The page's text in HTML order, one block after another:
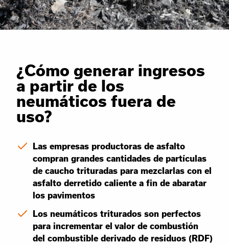
¿Cómo generar ingresos
a partir de los
neumáticos fuera de
uso?
Las empresas productoras de asfalto
compran grandes cantidades de partículas
de caucho trituradas para mezclarlas con el
asfalto derretido caliente a fin de abaratar
los pavimentos
Los neumáticos triturados son perfectos
para incrementar el valor de combustión
del combustible derivado de residuos (RDF)